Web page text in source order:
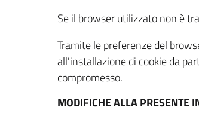
Se il browser utilizzato non è
Tramite le preferenze del
all'installazione di cookie da
compromesso.
MODIFICHE ALLA PRESENTE